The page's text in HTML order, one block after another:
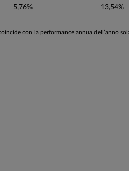
5,76% 13,54%
con la performance annua dell’anno